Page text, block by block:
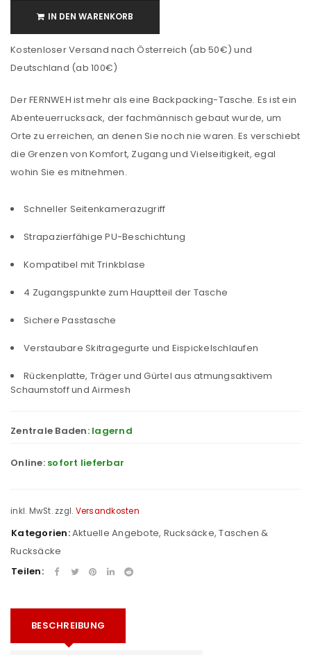
IN DEN WARENKORB
Kostenloser Versand nach Österreich (ab 50€) und
Deutschland (ab 100€)
Der FERNWEH ist mehr als eine Backpacking-Tasche. Es ist ein
Abenteuerrucksack, der fachmännisch gebaut wurde, um
Orte zu erreichen, an denen Sie noch nie waren. Es verschiebt
die Grenzen von Komfort, Zugang und Vielseitigkeit, egal
wohin Sie es mitnehmen.
Schneller Seitenkamerazugriff
Strapazierfähige PU-Beschichtung
Kompatibel mit Trinkblase
4 Zugangspunkte zum Hauptteil der Tasche
Sichere Passtasche
Verstaubare Skitragegurte und Eispickelschlaufen
Rückenplatte, Träger und Gürtel aus atmungsaktivem
Schaumstoff und Airmesh
Zentrale Baden: lagernd
Online: sofort lieferbar
inkl. MwSt. zzgl. Versandkosten
Kategorien:Aktuelle Angebote, Rucksäcke,Taschen &
Rucksäcke
Teilen:
BESCHREIBUNG